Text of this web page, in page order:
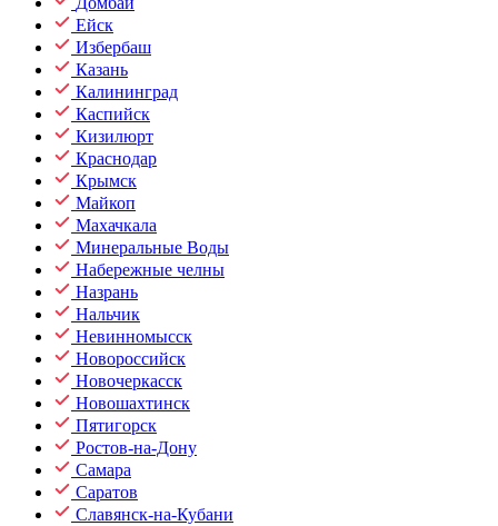
Ейск
Избербаш
Казань
Калининград
Каспийск
Кизилюрт
Краснодар
Крымск
Майкоп
Махачкала
Минеральные Воды
Набережные челны
Назрань
Нальчик
Невинномысск
Новороссийск
Новочеркасск
Новошахтинск
Пятигорск
Ростов-на-Дону
Самара
Саратов
Славянск-на-Кубани